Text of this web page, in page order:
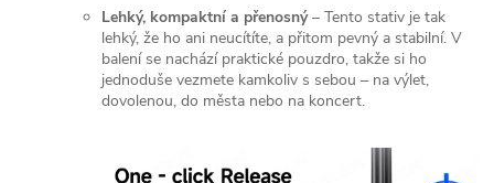
Lehký, kompaktní a přenosný– Tento stativ je tak
lehký, že ho ani neucítíte, a přitom pevný a stabilní. V
balení se nachází praktické pouzdro, takže si ho
jednoduše vezmete kamkoliv s sebou – na výlet,
dovolenou, do města nebo na koncert.